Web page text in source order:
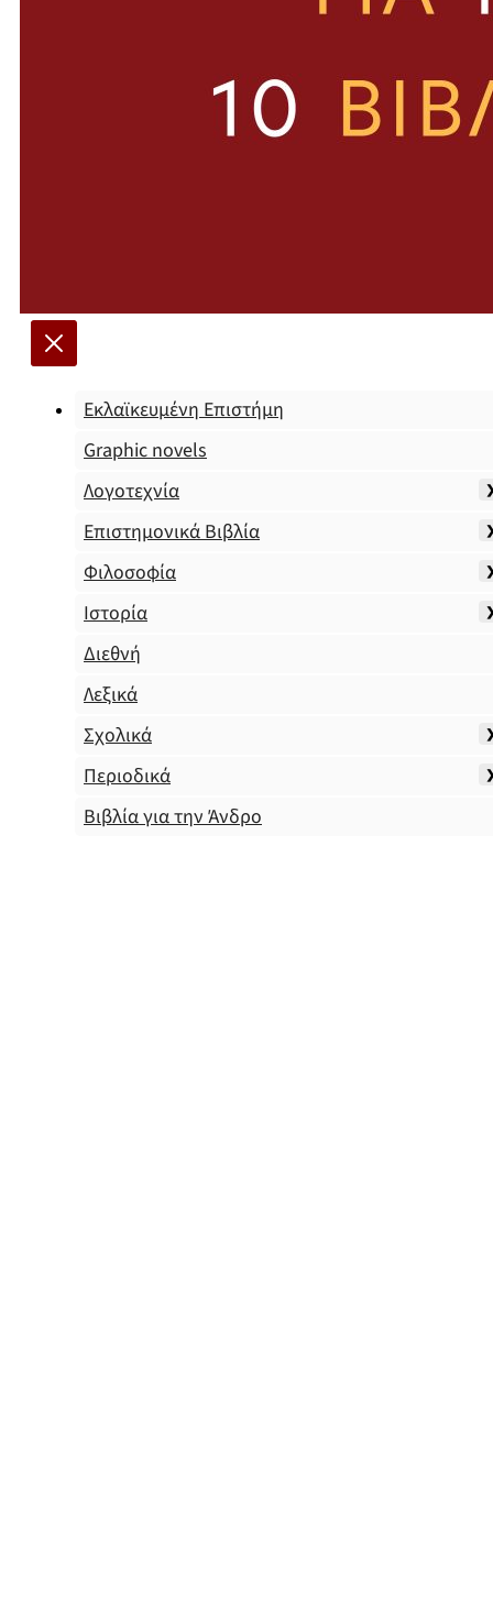
Εκλαϊκευμένη Επιστήμη
Graphic novels
Λογοτεχνία
Επιστημονικά Βιβλία
Φιλοσοφία
Ιστορία
Διεθνή
Λεξικά
Σχολικά
Περιοδικά
Βιβλία για την Άνδρο